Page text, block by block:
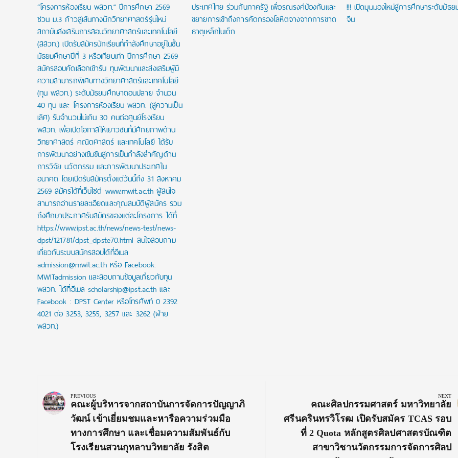
“โครงการห้องเรียน พสวท.” ปีการศึกษา 2569
ชวน ม.3 ก้าวสู่เส้นทางนักวิทยาศาสตร์รุ่นใหม่
สถาบันส่งเสริมการสอนวิทยาศาสตร์และเทคโนโลยี
(สสวท.) เปิดรับสมัครนักเรียนที่กำลังศึกษาอยู่ในชั้น
มัธยมศึกษาปีที่ 3 หรือเทียบเท่า ปีการศึกษา 2569
สมัครสอบคัดเลือกเข้ารับ ทุนพัฒนาและส่งเสริมผู้มี
ความสามารถพิเศษทางวิทยาศาสตร์และเทคโนโลยี
(ทุน พสวท.) ระดับมัธยมศึกษาตอนปลาย จำนวน
40 ทุน และ โครงการห้องเรียน พสวท. (สู่ความเป็น
เลิศ) รับจำนวนไม่เกิน 30 คนต่อศูนย์โรงเรียน
พสวท. เพื่อเปิดโอกาสให้เยาวชนที่มีศักยภาพด้าน
วิทยาศาสตร์ คณิตศาสตร์ และเทคโนโลยี ได้รับ
การพัฒนาอย่างเข้มข้นสู่การเป็นกำลังสำคัญด้าน
การวิจัย นวัตกรรม และการพัฒนาประเทศใน
อนาคต โดยเปิดรับสมัครตั้งแต่วันนี้ถึง 31 สิงหาคม
2569 สมัครได้ที่เว็บไซต์ www.mwit.ac.th ผู้สนใจ
สามารถอ่านรายละเอียดและคุณสมบัติผู้สมัคร รวม
ถึงศึกษาประกาศรับสมัครของแต่ละโครงการ ได้ที่
https://www.ipst.ac.th/news/news-test/news-
dpst/121781/dpst_dpste70.html สนใจสอบถาม
เกี่ยวกับระบบสมัครสอบได้ที่อีเมล
admission@mwit.ac.th หรือ Facebook:
MWITadmission และสอบถามข้อมูลเกี่ยวกับทุน
พสวท. ได้ที่อีเมล scholarship@ipst.ac.th และ
Facebook : DPST Center หรือโทรศัพท์ 0 2392
4021 ต่อ 3253, 3255, 3257 และ 3262 (ฝ่าย
พสวท.)
ประเทศไทย ร่วมกับภาครัฐ เพื่อรณรงค์ป้องกันและ
ขยายการเข้าถึงการคัดกรองโลหิตจางจากการขาด
ธาตุเหล็กในเด็ก
!!! เปิดมุมมองใหม่สู่การศึกษาระดับมัธย
จีน
navigation
PREVIOUS
Previous
Post:
คณะผู้บริหารจากสถาบันการจัดการปัญญาภิ
วัฒน์ เข้าเยี่ยมชมและหารือความร่วมมือ
ทางการศึกษา และเชื่อมความสัมพันธ์กับ
โรงเรียนสวนกุหลาบวิทยาลัย รังสิต
NEXT
Next
Post:
คณะศิลปกรรมศาสตร์ มหาวิทยาลัย
ศรีนครินทรวิโรฒ เปิดรับสมัคร TCAS รอบ
ที่ 2 Quota หลักสูตรศิลปศาสตรบัณฑิต
สาขาวิชานวัตกรรมการจัดการศิลป